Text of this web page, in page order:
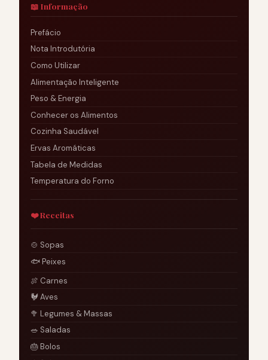
📖 Informação
Prefácio
Nota Introdutória
Como Utilizar
Alimentação Inteligente
Peso & Energia
Conhecer os Alimentos
Cozinha Saudável
Ervas Aromáticas
Tabela de Medidas
Temperatura do Forno
❤️ Receitas
🍲 Sopas
🐟 Peixes
🍖 Carnes
🐓 Aves
🥦 Legumes & Massas
🥗 Saladas
🎂 Bolos